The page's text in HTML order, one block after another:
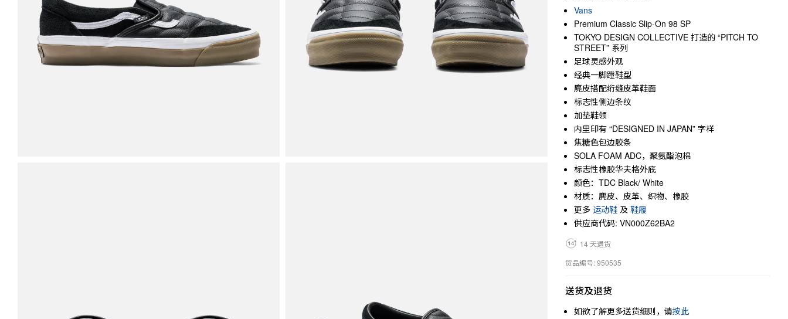
Vans
Premium Classic Slip-On 98 SP
TOKYO DESIGN COLLECTIVE 打造的 “PITCH TO
STREET” 系列
足球灵感外观
经典一脚蹬鞋型
麂皮搭配绗缝皮革鞋面
标志性侧边条纹
加垫鞋领
内里印有 “DESIGNED IN JAPAN” 字样
焦糖色包边胶条
SOLA FOAM ADC，聚氨酯泡棉
标志性橡胶华夫格外底
颜色：TDC Black/ White
材质：麂皮、皮革、织物、橡胶
更多 运动鞋 及 鞋履
供应商代码: VN000Z62BA2
14 天退货
货品编号: 950535
送货及退货
如欲了解更多送货细则，请按此